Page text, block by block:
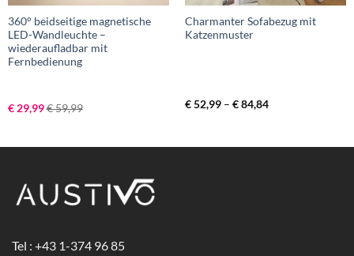
360° beidseitige magnetische
LED-Wandleuchte –
wiederaufladbar mit
Fernbedienung
€29,99€59,99
Charmanter Sofabezug mit
Katzenmuster
€52,99 – €84,84Preisspanne:
Tel : +43 1-374 96 85